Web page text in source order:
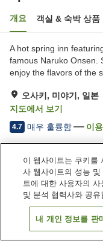
개요 객실 & 숙박 상품
A hot spring inn
famous Naruko Onsen.
enjoy the flavors of the
오사키, 미야기, 일본
지도에서 보기
4.7 매우 훌륭함 이
숙소 편의 시설/서비스
주차장
이 웹사이트는 쿠키를
사 웹사이트의 성능
트에 대한 사용자의
및 분석 협력사와 공유
내 개인 정보를 판